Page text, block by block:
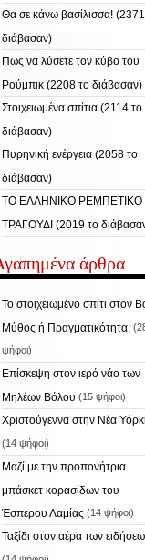
Θα σε κάνω βασίλισσα!
διάβασαν)
Πως να λύσετε τον κύβο του
Ρούμπικ (2208 το διάβασαν)
Στοιχειωμένα σπίτια (2114 το
διάβασαν)
Πυρηνική ενέργεια (2058 το
διάβασαν)
ΤΟ ΕΛΛΗΝΙΚΟ ΡΕΜΠΕΤΙΚΟ
ΤΡΑΓΟΥΔΙ (2019 το
άρθρα
Το στοιχειωμένο σπίτι στον
Μύθος ή Πραγματικότητα;
ψήφοι)
Επίσκεψη στον ιερό νάο των
Μηλέων Βόλου (15 ψήφοι)
Χριστούγεννα στην Νέα
(14 ψήφοι)
Μαζί με την προπονήτρια
μπάσκετ κορασίδων του
Έσπερου Λαμίας (14 ψήφοι)
Ταξίδι στον αέρα των